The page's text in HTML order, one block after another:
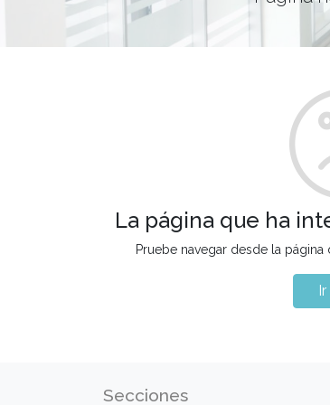
La página que ha
Pruebe navegar desde la
Secciones